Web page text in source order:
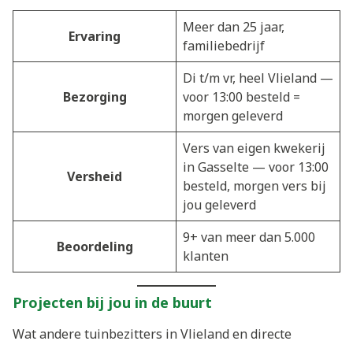
Ervaring
Meer dan 25 jaar,
familiebedrijf
Bezorging
Di t/m vr, heel Vlieland —
voor 13:00 besteld =
morgen geleverd
Versheid
Vers van eigen kwekerij
in Gasselte — voor 13:00
besteld, morgen vers bij
jou geleverd
Beoordeling
9+ van meer dan 5.000
klanten
Projecten bij jou in de buurt
Wat andere tuinbezitters in Vlieland en directe